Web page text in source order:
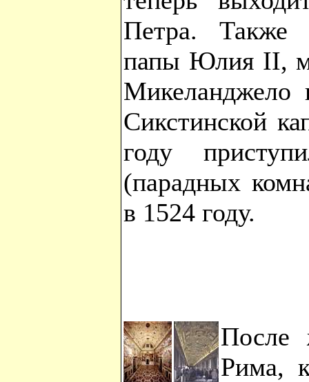
Петра. Также
папы Юлия II,
Микеланджело
Сикстинской
году
(парадных
в 1524 году.
После
Рима,